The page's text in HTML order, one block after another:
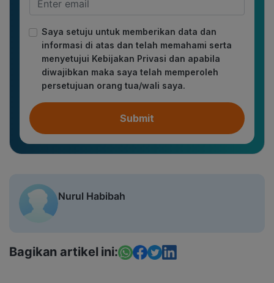
Saya setuju untuk memberikan data dan
informasi di atas dan telah memahami serta
menyetujui Kebijakan Privasi dan apabila
diwajibkan maka saya telah memperoleh
persetujuan orang tua/wali saya.
Submit
Nurul Habibah
Bagikan artikel ini: